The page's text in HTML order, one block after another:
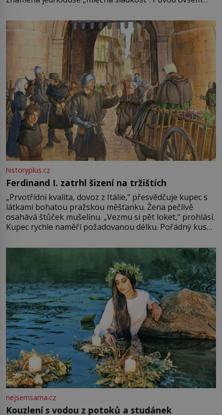
pře hned několik latinskoamerických zemí a k tomu
Francie, kde se traduje,
historyplus.cz
Ferdinand I. zatrhl šizení na tržištích
„Prvotřídní kvalita, dovoz z Itálie,“ přesvědčuje kupec s
látkami bohatou pražskou měšťanku. Žena pečlivě
osahává štůček mušelínu. „Vezmu si pět loket,“ prohlásí.
Kupec rychle naměří požadovanou délku. Pořádný kus
milostpaní. Stačí jenom na sukni,“ zhodnotí švadlena
množství růžového mušelínu. „Ošidili vás, podívejte.“
nejsemsama.cz
Kouzlení s vodou z potoků a studánek